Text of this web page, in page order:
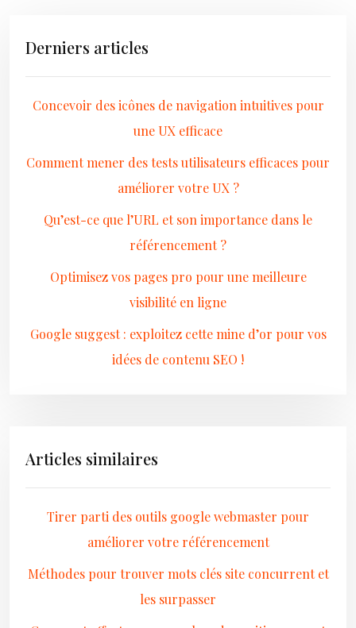
Derniers articles
Concevoir des icônes de navigation intuitives pour
une UX efficace
Comment mener des tests utilisateurs efficaces pour
améliorer votre UX ?
Qu’est-ce que l’URL et son importance dans le
référencement ?
Optimisez vos pages pro pour une meilleure
visibilité en ligne
Google suggest : exploitez cette mine d’or pour vos
idées de contenu SEO !
Articles similaires
Tirer parti des outils google webmaster pour
améliorer votre référencement
Méthodes pour trouver mots clés site concurrent et
les surpasser